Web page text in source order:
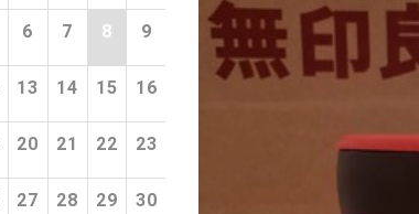
6 7 8 9
13 14 15 16
20 21 22 23
27 28 29 30